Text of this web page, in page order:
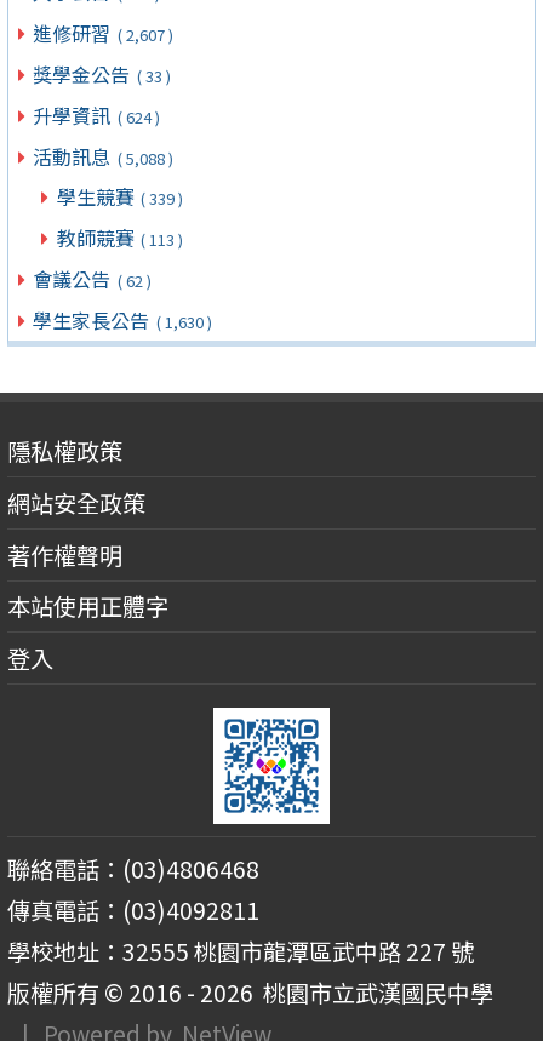
進修研習 ( 2,607 )
獎學金公告 ( 33 )
升學資訊 ( 624 )
活動訊息 ( 5,088 )
學生競賽 ( 339 )
教師競賽 ( 113 )
會議公告 ( 62 )
學生家長公告 ( 1,630 )
隱私權政策
網站安全政策
著作權聲明
本站使用正體字
登入
聯絡電話：(03)4806468
傳真電話：(03)4092811
學校地址：32555 桃園市龍潭區武中路 227 號
版權所有 © 2016 - 2026 桃園市立武漢國民中學
| Powered by NetView